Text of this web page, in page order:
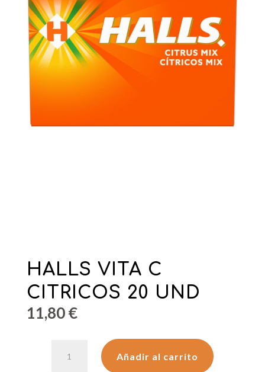
HALLS VITA C
CITRICOS 20 UND
11,80€
VITA
Añadir al carrito